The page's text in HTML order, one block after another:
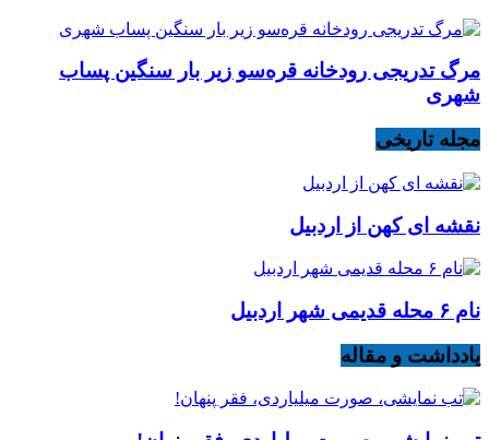
مرگ تدریجی رودخانه قره‌سو زیر بار سنگین پساب
شهری
مجله تاریخی
نقشه ای کهن از اردبیل
نام ۶ محله قدیمی شهر اردبیل
یادداشت و مقاله